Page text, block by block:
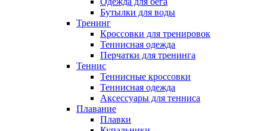
Бутылки для воды
Тренинг
Кроссовки для тренировок
Теннисная одежда
Перчатки для тренинга
Теннис
Теннисные кроссовки
Теннисная одежда
Аксессуары для тенниса
Плавание
Плавки